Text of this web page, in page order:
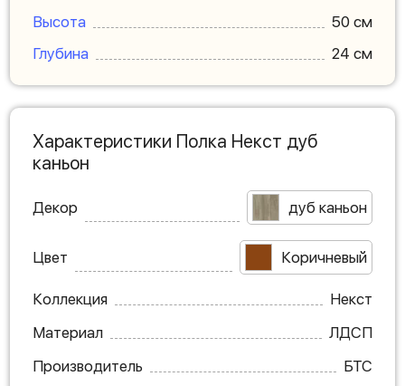
Высота
50 см
Глубина
24 см
Характеристики Полка Некст дуб
каньон
Декор дуб каньон
Цвет Коричневый
Коллекция
Некст
Материал
ЛДСП
Производитель
БТС